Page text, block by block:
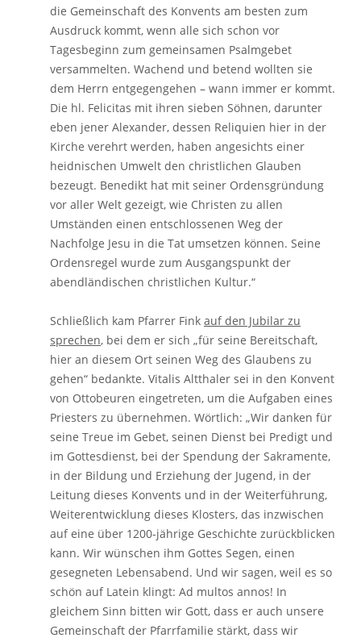
die Gemeinschaft des Konvents am besten zum
Ausdruck kommt, wenn alle sich schon vor
Tagesbeginn zum gemeinsamen Psalmgebet
versammelten. Wachend und betend wollten sie
dem Herrn entgegengehen – wann immer er kommt.
Die hl. Felicitas mit ihren sieben Söhnen, darunter
eben jener Alexander, dessen Reliquien hier in der
Kirche verehrt werden, haben angesichts einer
heidnischen Umwelt den christlichen Glauben
bezeugt. Benedikt hat mit seiner Ordensgründung
vor aller Welt gezeigt, wie Christen zu allen
Umständen einen entschlossenen Weg der
Nachfolge Jesu in die Tat umsetzen können. Seine
Ordensregel wurde zum Ausgangspunkt der
abendländischen christlichen Kultur.“
Schließlich kam Pfarrer Fink auf den Jubilar zu
sprechen, bei dem er sich „für seine Bereitschaft,
hier an diesem Ort seinen Weg des Glaubens zu
gehen“ bedankte. Vitalis Altthaler sei in den Konvent
von Ottobeuren eingetreten, um die Aufgaben eines
Priesters zu übernehmen. Wörtlich: „Wir danken für
seine Treue im Gebet, seinen Dienst bei Predigt und
im Gottesdienst, bei der Spendung der Sakramente,
in der Bildung und Erziehung der Jugend, in der
Leitung dieses Konvents und in der Weiterführung,
Weiterentwicklung dieses Klosters, das inzwischen
auf eine über 1200-jährige Geschichte zurückblicken
kann. Wir wünschen ihm Gottes Segen, einen
gesegneten Lebensabend. Und wir sagen, weil es so
schön auf Latein klingt: Ad multos annos! In
gleichem Sinn bitten wir Gott, dass er auch unsere
Gemeinschaft der Pfarrfamilie stärkt, dass wir